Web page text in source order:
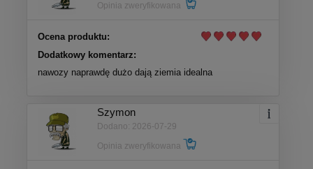
Opinia zweryfikowana
Ocena produktu:
Dodatkowy komentarz:
nawozy naprawdę dużo dają ziemia idealna
Szymon
Dodano: 2026-07-29
Opinia zweryfikowana